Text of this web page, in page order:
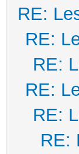
RE:
RE:
RE:
RE:
RE:
RE: